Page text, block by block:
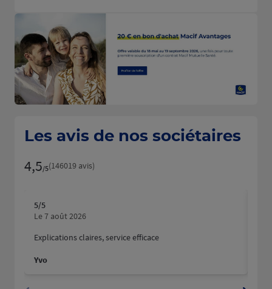
Les avis de nos sociétaires
4,5/5Note de 4.5 sur 5
(146019 avis)
5/5
Le 7 août 2026
Explications claires, service efficace
Yvo